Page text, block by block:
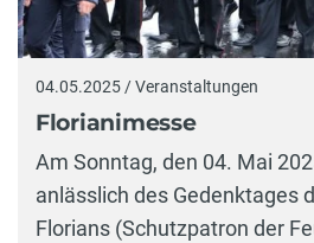
04.05.2025 / Veranstaltungen
Florianimesse
Am Sonntag, den 04. Mai
anlässlich des Gedenktages
Florians (Schutzpatron der